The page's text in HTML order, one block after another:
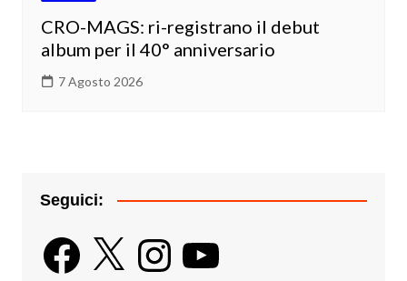
CRO-MAGS: ri-registrano il debut
album per il 40° anniversario
7 Agosto 2026
Seguici:
Facebook
X InstagramYouTube